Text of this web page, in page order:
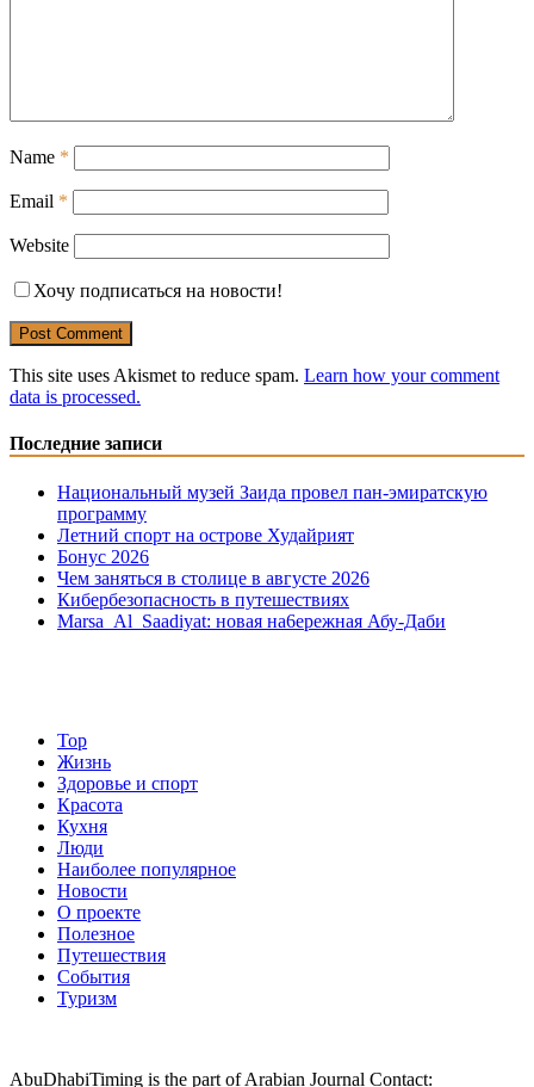
Name *
Email *
Website
Хочу подписаться на новости!
This site uses Akismet to reduce spam. Learn how your comment
data is processed.
Последние записи
Национальный музей Заида провел пан-эмиратскую
программу
Летний спорт на острове Худайрият
Бонус 2026
Чем заняться в столице в августе 2026
Кибербезопасность в путешествиях
Marsa Al Saadiyat: новая на6ережная Абу-Даби
Top
Жизнь
Здоровье и спорт
Красота
Кухня
Люди
Наиболее популярное
Новости
О проекте
Полезное
Путешествия
События
Туризм
AbuDhabiTiming is the part of Arabian Journal Contact: